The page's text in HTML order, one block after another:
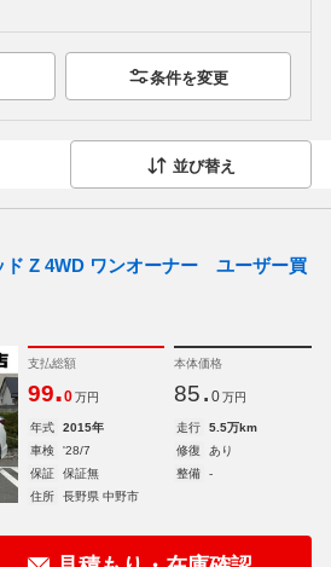
条件を変更
並び替え
ド Z 4WD ワンオーナー ユーザー買
支払総額
99.0 万円
本体価格
85. 0 万円
年式 2015年 走行
5.5万km
車検
'28/7 修復
あり
保証
保証無 整備
-
住所
長野県 中野市